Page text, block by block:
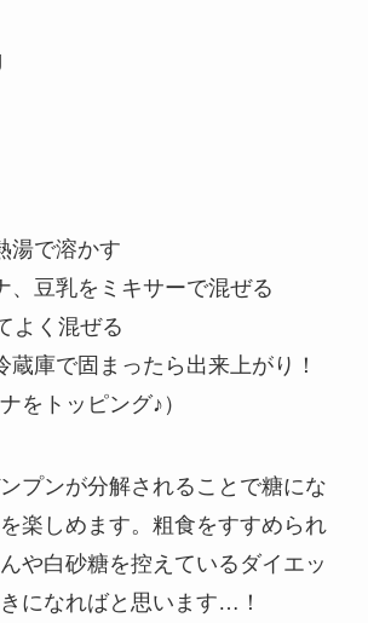
湯で溶かす
、豆乳をミキサーで混ぜる
よく混ぜる
蔵庫で固まったら出来上がり！
をトッピング♪）
プンが分解されることで糖にな
楽しめます。粗食をすすめられ
や白砂糖を控えているダイエッ
になればと思います…！